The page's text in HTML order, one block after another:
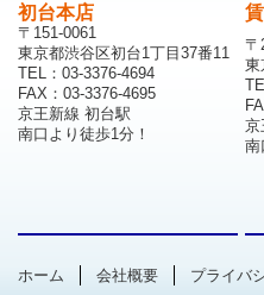
初台本店
〒151-0061
東京都渋谷区初台1丁目37番11
TEL：03-3376-4694
FAX：03-3376-4695
京王新線 初台駅
南口より徒歩1分！
〒
東
南
ホーム 会社概要 プライバ